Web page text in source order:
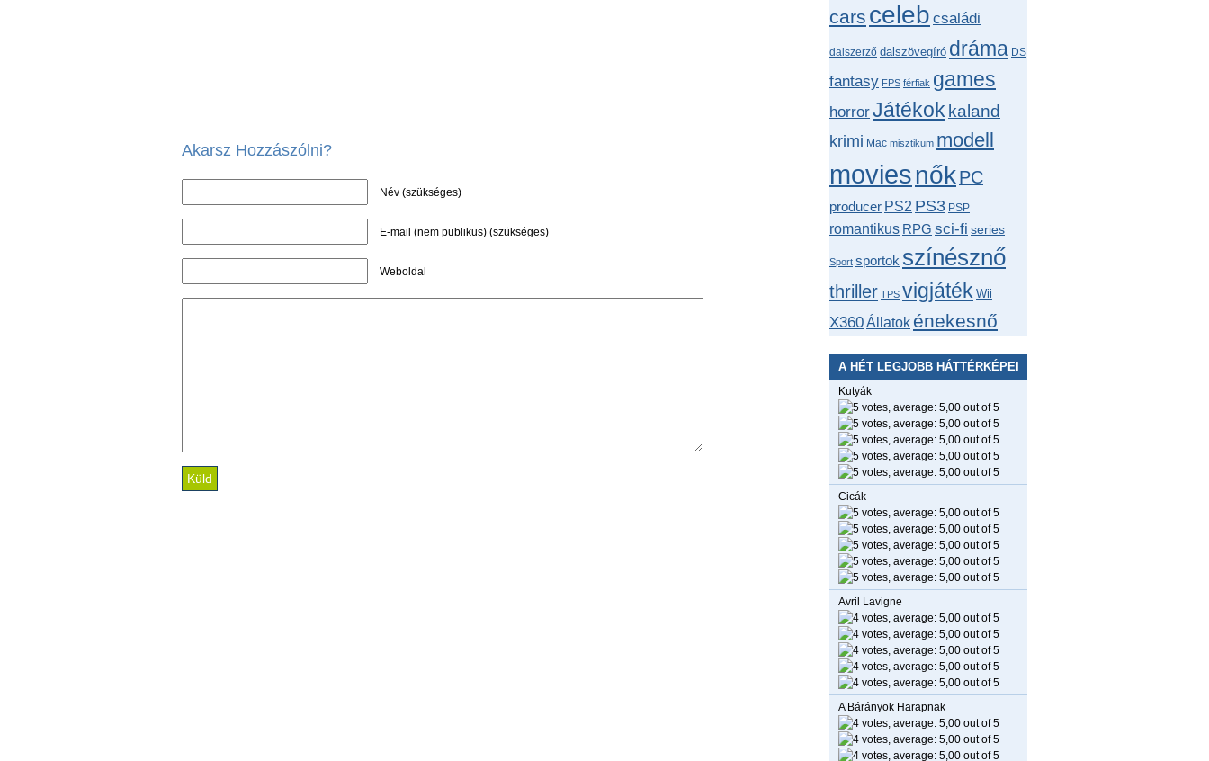
Akarsz Hozzászólni?
Név (szükséges)
E-mail (nem publikus) (szükséges)
Weboldal
cars celeb családi
dalszerző dalszövegíró dráma DS
fantasy FPS férfiak games
horrorJátékok kaland
krimi Mac misztikum modell
moviesnőkPC
producer PS2 PS3 PSP
romantikus RPG sci-fi series
Sport sportok színésznő
thriller TPS vigjáték Wii
X360Állatok énekesnő
A HÉT LEGJOBB HÁTTÉRKÉPEI
Kutyák
Cicák
Avril Lavigne
A Bárányok Harapnak